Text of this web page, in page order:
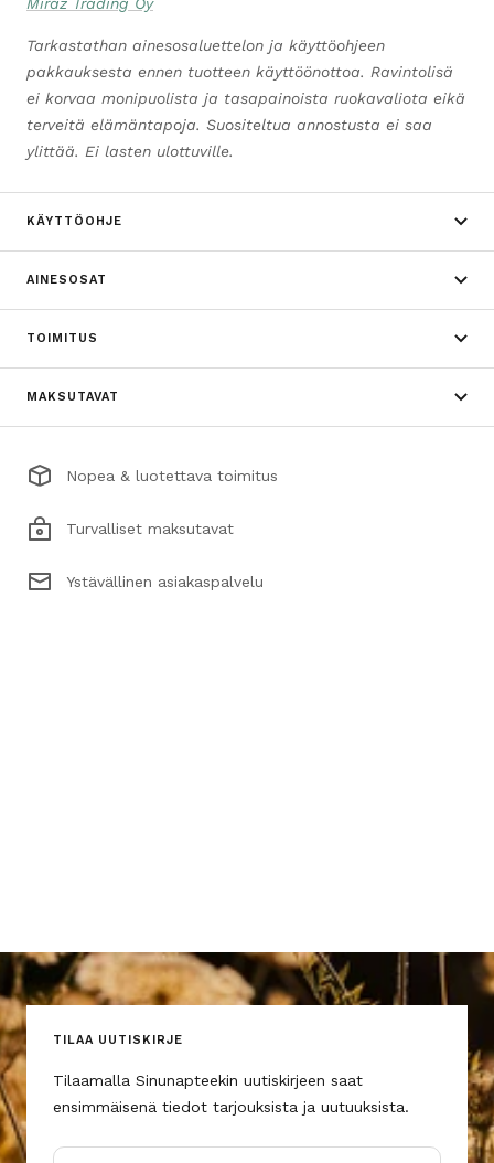
Tarkastathan ainesosaluettelon ja käyttöohjeen
pakkauksesta ennen tuotteen käyttöönottoa. Ravintolisä
ei korvaa monipuolista ja tasapainoista ruokavaliota eikä
terveitä elämäntapoja. Suositeltua annostusta ei saa
ylittää. Ei lasten ulottuville.
KÄYTTÖOHJE
AINESOSAT
TOIMITUS
MAKSUTAVAT
Nopea & luotettava toimitus
Turvalliset maksutavat
Ystävällinen asiakaspalvelu
TILAA UUTISKIRJE
Tilaamalla Sinunapteekin uutiskirjeen saat
ensimmäisenä tiedot tarjouksista ja uutuuksista.